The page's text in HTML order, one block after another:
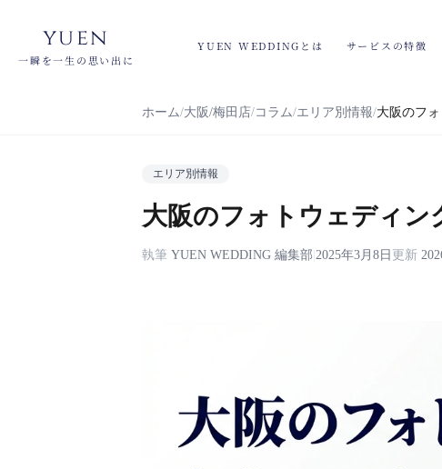
yuen
一瞬を一生の思い出に
YUEN WEDDINGとは サービスの特徴
ホーム 大阪/梅田店 コラム エリア別情報 大阪のフ
エリア別情報
大阪のフォトウェディ
執筆 YUEN WEDDING 編集部 2025年3月8日 更新